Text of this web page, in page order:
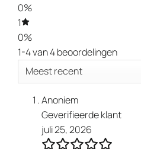
0%
1
0%
1-4 van 4 beoordelingen
Anoniem
Geverifieerde klant
juli 25, 2026